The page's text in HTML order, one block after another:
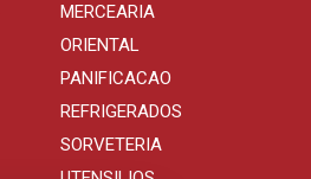
MERCEARIA
ORIENTAL
PANIFICACAO
REFRIGERADOS
SORVETERIA